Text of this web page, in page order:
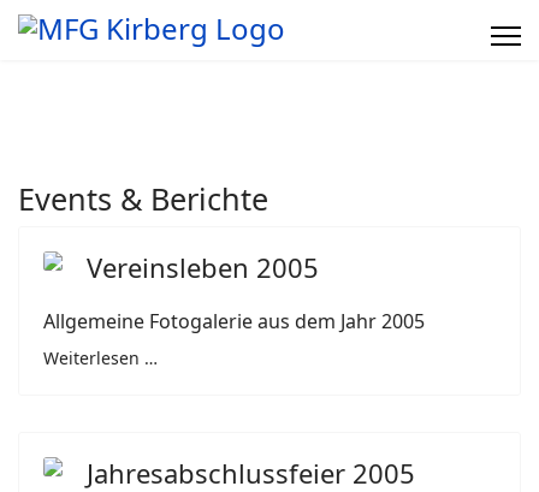
Events & Berichte
Vereinsleben 2005
Allgemeine Fotogalerie aus dem Jahr 2005
Weiterlesen …
Jahresabschlussfeier 2005